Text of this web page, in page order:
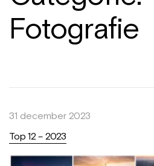
Fotografie
31 december 2023
Top 12 – 2023